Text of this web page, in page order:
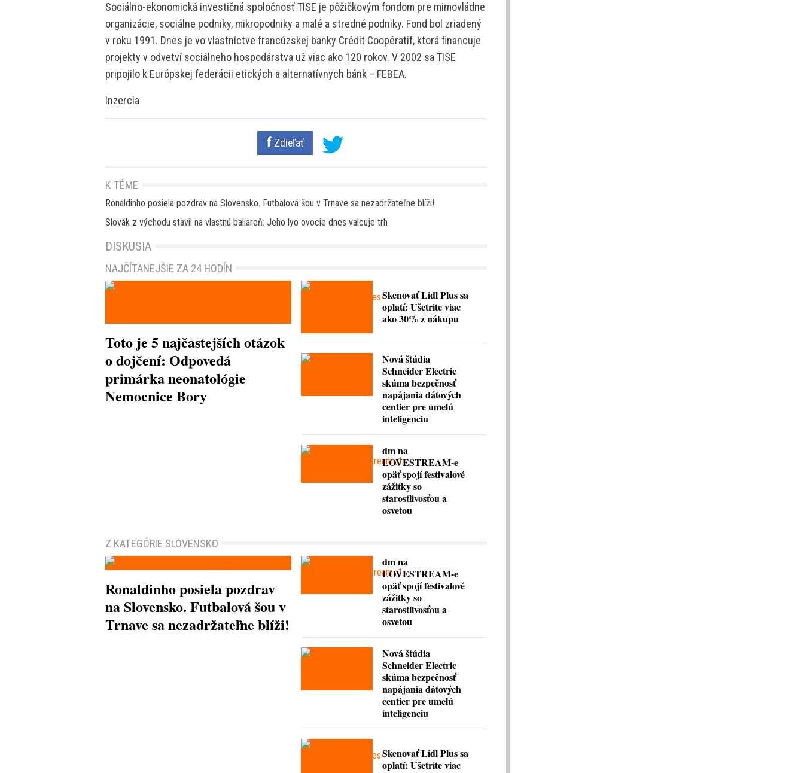
Sociálno-ekonomická investičná spoločnosť TISE je pôžičkovým fondom pre mimovládne
organizácie, sociálne podniky, mikropodniky a malé a stredné podniky. Fond bol zriadený
v roku 1991. Dnes je vo vlastníctve francúzskej banky Crédit Coopératif, ktorá financuje
projekty v odvetví sociálneho hospodárstva už viac ako 120 rokov. V 2002 sa TISE
pripojilo k Európskej federácii etických a alternatívnych bánk – FEBEA.
Inzercia
Zdieľať
K TÉME
Ronaldinho posiela pozdrav na Slovensko. Futbalová šou v Trnave sa nezadržateľne blíži!
Slovák z východu stavil na vlastnú baliareň: Jeho lyo ovocie dnes valcuje trh
DISKUSIA
NAJČÍTANEJŠIE ZA 24 HODÍN
Toto je 5 najčastejších otázok
o dojčení: Odpovedá
primárka neonatológie
Nemocnice Bory
Skenovať Lidl Plus sa
oplatí: Ušetrite viac
ako 30% z nákupu
Nová štúdia
Schneider Electric
skúma bezpečnosť
napájania dátových
centier pre umelú
inteligenciu
dm na
LOVESTREAM-e
opäť spojí festivalové
zážitky so
starostlivosťou a
osvetou
Z KATEGÓRIE SLOVENSKO
Ronaldinho posiela pozdrav
na Slovensko. Futbalová šou v
Trnave sa nezadržateľne blíži!
dm na
LOVESTREAM-e
opäť spojí festivalové
zážitky so
starostlivosťou a
osvetou
Nová štúdia
Schneider Electric
skúma bezpečnosť
napájania dátových
centier pre umelú
inteligenciu
Skenovať Lidl Plus sa
oplatí: Ušetrite viac